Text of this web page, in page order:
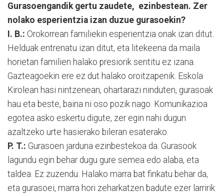
Gurasoengandik gertu zaudete, ezinbestean. Zer
nolako esperientzia izan duzue gurasoekin?
I. B.: Orokorrean familiekin esperientzia onak izan ditut.
Helduak entrenatu izan ditut, eta litekeena da maila
horietan familien halako presiorik sentitu ez izana.
Gazteagoekin ere ez dut halako oroitzapenik. Eskola
Kirolean hasi nintzenean, ohartarazi ninduten, gurasoak
hau eta beste, baina ni oso pozik nago. Komunikazioa
egotea asko eskertu digute, zer egin nahi dugun
azaltzeko urte hasierako bileran esaterako.
P. T.: Gurasoen jarduna ezinbestekoa da. Gurasook
lagundu egin behar dugu gure semea edo alaba, eta
taldea. Ez zuzendu. Halako marra bat finkatu behar da,
eta gurasoei, marra hori zeharkatzen badute ezer larririk